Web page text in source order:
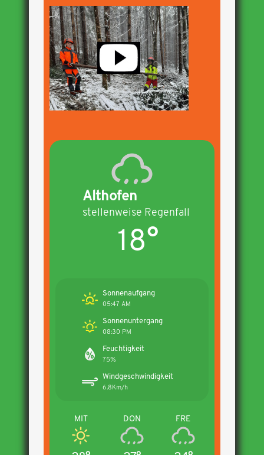
Althofen
stellenweise Regenfall
18°
Sonnenaufgang
05:47 AM
Sonnenuntergang
08:30 PM
Feuchtigkeit
75%
Windgeschwindigkeit
6.8Km/h
MIT DON FRE